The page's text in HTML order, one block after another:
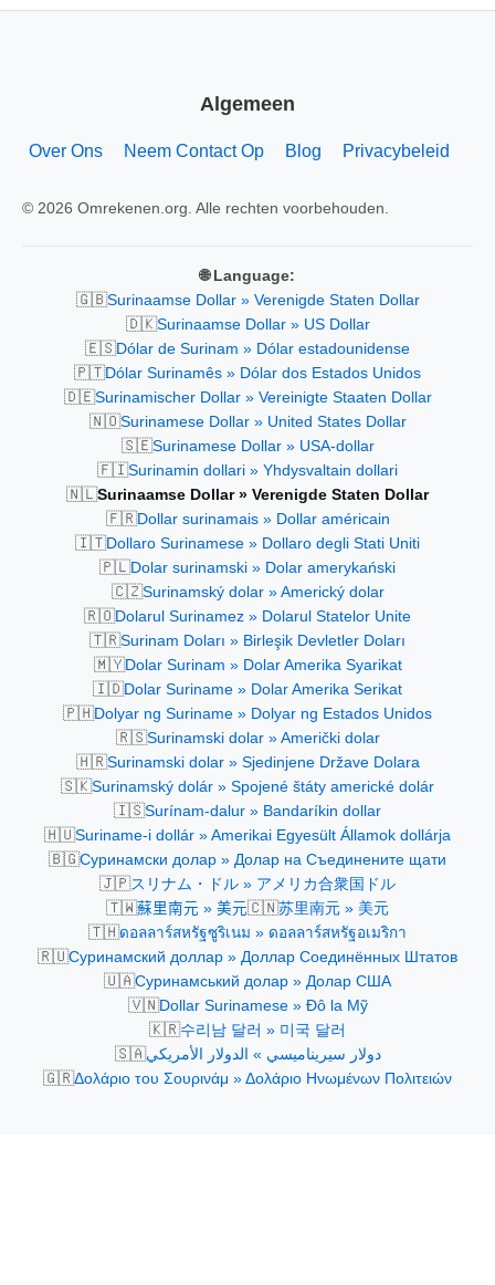
Algemeen
Over Ons Neem Contact Op Blog Privacybeleid
© 2026 Omrekenen.org. Alle rechten voorbehouden.
🌐 Language:
🇬🇧Surinaamse Dollar » Verenigde Staten Dollar
🇩🇰Surinaamse Dollar » US Dollar
🇪🇸Dólar de Surinam » Dólar estadounidense
🇵🇹Dólar Surinamês » Dólar dos Estados Unidos
🇩🇪Surinamischer Dollar » Vereinigte Staaten Dollar
🇳🇴Surinamese Dollar » United States Dollar
🇸🇪Surinamese Dollar » USA-dollar
🇫🇮Surinamin dollari » Yhdysvaltain dollari
🇳🇱Surinaamse Dollar » Verenigde Staten Dollar
🇫🇷Dollar surinamais » Dollar américain
🇮🇹Dollaro Surinamese » Dollaro degli Stati Uniti
🇵🇱Dolar surinamski » Dolar amerykański
🇨🇿Surinamský dolar » Americký dolar
🇷🇴Dolarul Surinamez » Dolarul Statelor Unite
🇹🇷Surinam Doları » Birleşik Devletler Doları
🇲🇾Dolar Surinam » Dolar Amerika Syarikat
🇮🇩Dolar Suriname » Dolar Amerika Serikat
🇵🇭Dolyar ng Suriname » Dolyar ng Estados Unidos
🇷🇸Surinamski dolar » Američki dolar
🇭🇷Surinamski dolar » Sjedinjene Države Dolara
🇸🇰Surinamský dolár » Spojené štáty americké dolár
🇮🇸Surínam-dalur » Bandaríkin dollar
🇭🇺Suriname-i dollár » Amerikai Egyesült Államok dollárja
🇧🇬Суринамски долар » Долар на Съединените щати
🇯🇵スリナム・ドル » アメリカ合衆国ドル
🇹🇼蘇里南元 » 美元🇨🇳苏里南元 » 美元
🇹🇭ดอลลาร์สหรัฐซูริเนม » ดอลลาร์สหรัฐอเมริกา
🇷🇺Суринамский доллар » Доллар Соединённых Штатов
🇺🇦Суринамський долар » Долар США
🇻🇳Dollar Surinamese » Đô la Mỹ
🇰🇷수리남 달러 » 미국 달러
🇸🇦دولار سيريناميسي » الدولار الأمريكي
🇬🇷Δολάριο του Σουρινάμ » Δολάριο Ηνωμένων Πολιτειών